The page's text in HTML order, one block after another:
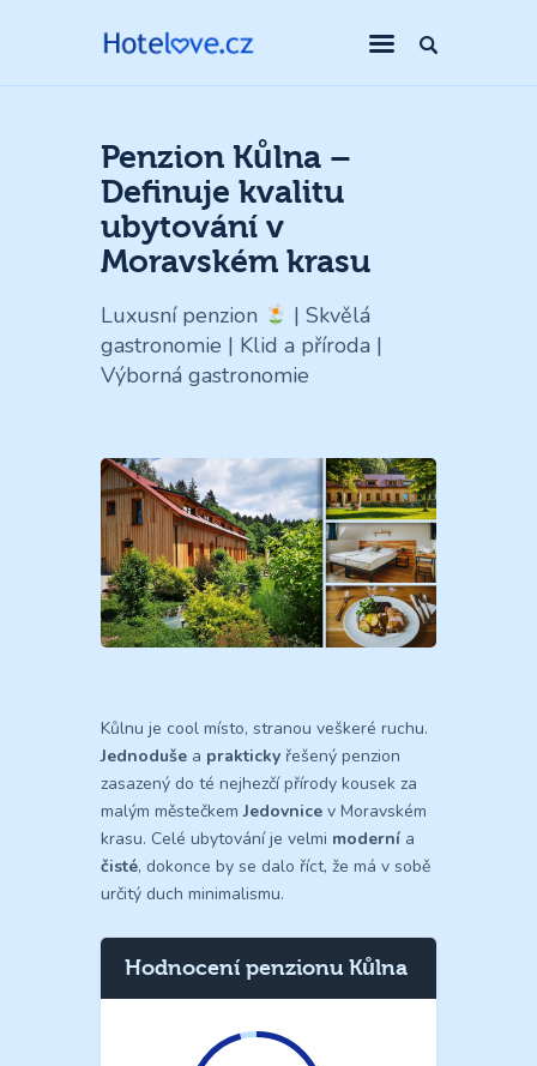
Penzion Kůlna –
Definuje kvalitu
ubytování v
Moravském krasu
Luxusní penzion
| Skvělá
gastronomie | Klid a příroda |
Výborná gastronomie
Kůlnu je cool místo, stranou veškeré ruchu.
Jednoduše a prakticky řešený penzion
zasazený do té nejhezčí přírody kousek za
malým městečkemJedovnice v Moravském
krasu. Celé ubytování je velmi moderní a
čisté, dokonce by se dalo říct, že má v sobě
určitý duch minimalismu.
Hodnocení penzionu Kůlna